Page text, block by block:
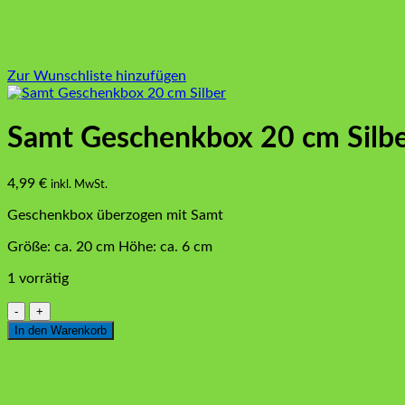
Zur Wunschliste hinzufügen
Samt Geschenkbox 20 cm
4,99 € inkl. MwSt.
Geschenkbox überzogen mit Samt
Größe: ca. 20 cm Höhe: ca. 6 cm
1 vorrätig
Samt
Geschenkbox
20
In den Warenkorb